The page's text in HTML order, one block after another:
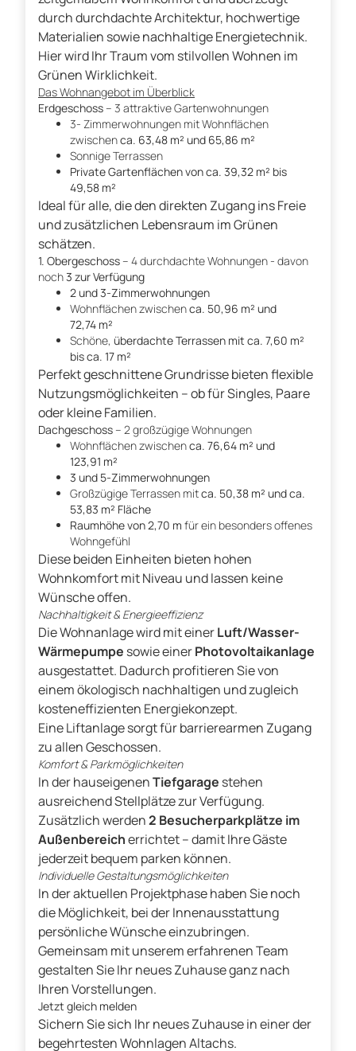
durch durchdachte Architektur, hochwertige
Materialien sowie nachhaltige Energietechnik.
Hier wird Ihr Traum vom stilvollen Wohnen im
Grünen Wirklichkeit.
Das Wohnangebot im Überblick
Erdgeschoss– 3 attraktive Gartenwohnungen
3- Zimmerwohnungen mit Wohnflächen
zwischenca. 63,48 m² und 65,86 m²
Sonnige Terrassen
Private Gartenflächen von ca. 39,32 m² bis
49,58 m²
Ideal für alle, die den direkten Zugang ins Freie
und zusätzlichen Lebensraum im Grünen
schätzen.
1. Obergeschoss– 4 durchdachte Wohnungen - davon
noch3 zur Verfügung
2 und 3-Zimmerwohnungen
Wohnflächen zwischenca. 50,96 m² und
72,74 m²
Schöne, überdachte Terrassen mit ca. 7,60 m²
bis ca. 17 m²
Perfekt geschnittene Grundrisse bieten flexible
Nutzungsmöglichkeiten – ob für Singles, Paare
oder kleine Familien.
Dachgeschoss– 2 großzügige Wohnungen
Wohnflächen zwischenca. 76,64 m² und
123,91 m²
3 und 5-Zimmerwohnungen
Großzügige Terrassen mitca. 50,38 m² und ca.
53,83 m² Fläche
Raumhöhe von 2,70 m für ein besonders offenes
Wohngefühl
Diese beiden Einheiten bieten hohen
Wohnkomfort mit Niveau und lassen keine
Wünsche offen.
Nachhaltigkeit & Energieeffizienz
Die Wohnanlage wird mit einerLuft/Wasser-
Wärmepumpe sowie einerPhotovoltaikanlage
ausgestattet. Dadurch profitieren Sie von
einem ökologisch nachhaltigen und zugleich
kosteneffizienten Energiekonzept.
Eine Liftanlage sorgt für barrierearmen Zugang
zu allen Geschossen.
Komfort & Parkmöglichkeiten
In der hauseigenenTiefgarage stehen
ausreichend Stellplätze zur Verfügung.
Zusätzlich werden2 Besucherparkplätze im
Außenbereicherrichtet – damit Ihre Gäste
jederzeit bequem parken können.
Individuelle Gestaltungsmöglichkeiten
In der aktuellen Projektphase haben Sie noch
die Möglichkeit, bei der Innenausstattung
persönliche Wünsche einzubringen.
Gemeinsam mit unserem erfahrenen Team
gestalten Sie Ihr neues Zuhause ganz nach
Ihren Vorstellungen.
Jetzt gleich melden
Sichern Sie sich Ihr neues Zuhause in einer der
begehrtesten Wohnlagen Altachs.